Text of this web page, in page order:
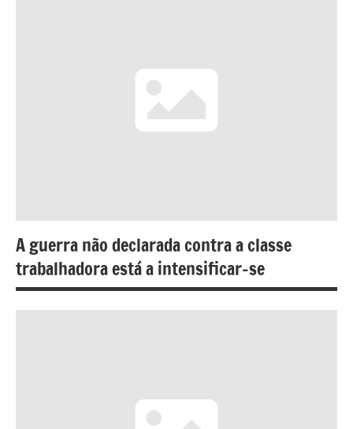
A guerra não declarada contra a classe
trabalhadora está a intensificar-se